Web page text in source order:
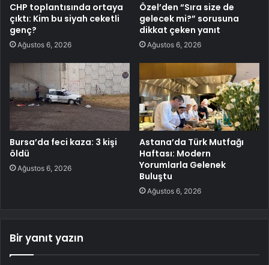
CHP toplantısında ortaya
çıktı: Kim bu siyah ceketli
genç?
Ağustos 6, 2026
Özel’den “Sıra size de
gelecek mi?” sorusuna
dikkat çeken yanıt
Ağustos 6, 2026
Bursa’da feci kaza: 3 kişi
öldü
Ağustos 6, 2026
Astana’da Türk Mutfağı
Haftası: Modern
Yorumlarla Gelenek
Buluştu
Ağustos 6, 2026
Bir yanıt yazın